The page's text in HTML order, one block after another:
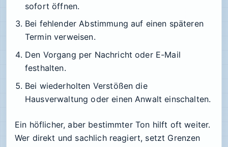
sofort öffnen.
Bei fehlender Abstimmung auf einen späteren
Termin verweisen.
Den Vorgang per Nachricht oder E-Mail
festhalten.
Bei wiederholten Verstößen die
Hausverwaltung oder einen Anwalt einschalten.
Ein höflicher, aber bestimmter Ton hilft oft weiter.
Wer direkt und sachlich reagiert, setzt Grenzen